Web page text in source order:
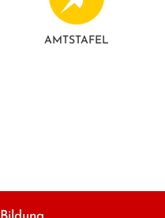
AMTSTAFEL